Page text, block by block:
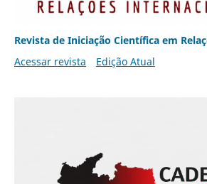
Revista de Iniciação Científica em
Acessar revista
Edição Atual